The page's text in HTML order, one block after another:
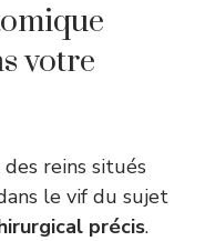
votre
reins situés
le vif du sujet
précis.